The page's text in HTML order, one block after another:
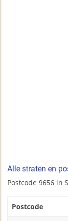
Alle straten en
Postcode 9656 in
Postcode